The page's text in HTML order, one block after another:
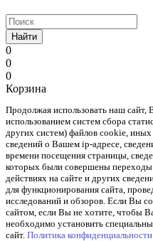
Найти
0
0
0
Корзина
Продолжая использовать наш cайт,
использованием систем сбора
других систем) файлов cookie,
сведений о Вашем ip-адресе,
времени посещения страницы,
которых были совершены
действиях на сайте и других
для функционирования сайта,
исследований и обзоров. Если Вы
сайтом, если Вы не хотите, чтобы
необходимо установить
сайт. Политика конфиденциальности